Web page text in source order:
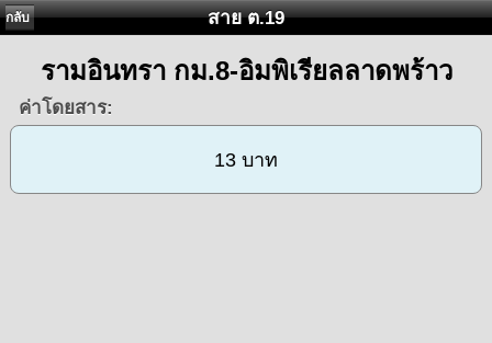
กลับ สาย ต.19
รามอินทรา กม.8-อิมพิเรียลลาดพร้าว
ค่าโดยสาร:
13 บาท